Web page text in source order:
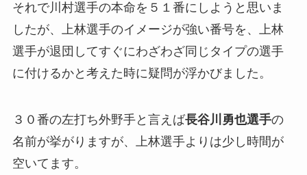
それで川村選手の本命を５１番にしようと思いま
したが、上林選手のイメージが強い番号を、上林
選手が退団してすぐにわざわざ同じタイプの選手
に付けるかと考えた時に疑問が浮かびました。
３０番の左打ち外野手と言えば長谷川勇也選手の
名前が挙がりますが、上林選手よりは少し時間が
空いてます。